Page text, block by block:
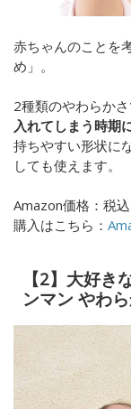
赤ちゃんのことを
め 」。
2種類のやわらか
入れてしまう時期
持ちやすい形状に
しても使えます。
Amazon価格： 税込
購入はこちら：
【2】大好
ンマン やわ